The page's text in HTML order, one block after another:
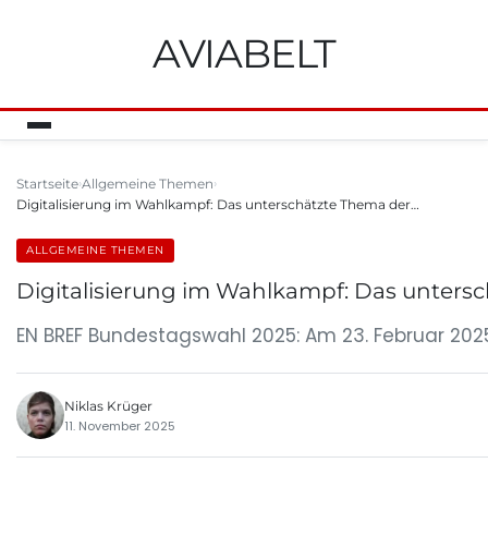
AVIABELT
Startseite Allgemeine Themen
Digitalisierung im Wahlkampf: Das unterschätzte Thema der…
ALLGEMEINE THEMEN
Digitalisierung im Wahlkampf: Das
EN BREF Bundestagswahl 2025: Am 23. Februar
Niklas Krüger
11. November 2025